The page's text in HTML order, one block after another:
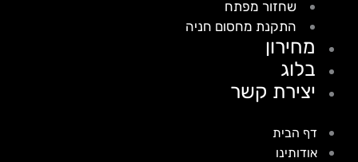
שחזור מפתח
התקנת מחסום חניה
מחירון
בלוג
יצירת קשר
דף הבית
אודותינו